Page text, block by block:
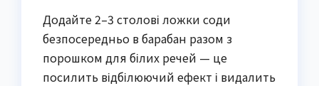
Додайте 2–3 столові ложки соди
безпосередньо в барабан разом з
порошком для білих речей — це
посилить відбілюючий ефект і видалить